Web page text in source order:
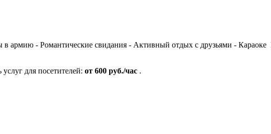
армию - Романтические свидания - Активный отдых с друзьями - Караоке
для посетителей: от 600 руб./час .